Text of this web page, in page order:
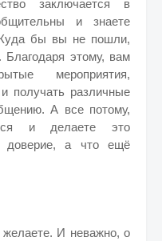
заключается в
и знаете
Куда бы вы не пошли,
этому, вам
мероприятия,
получать различные
А все потому,
и делаете это
доверие, а что ещё
желаете. И неважно, о